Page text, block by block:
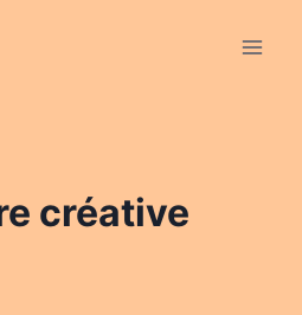
créative